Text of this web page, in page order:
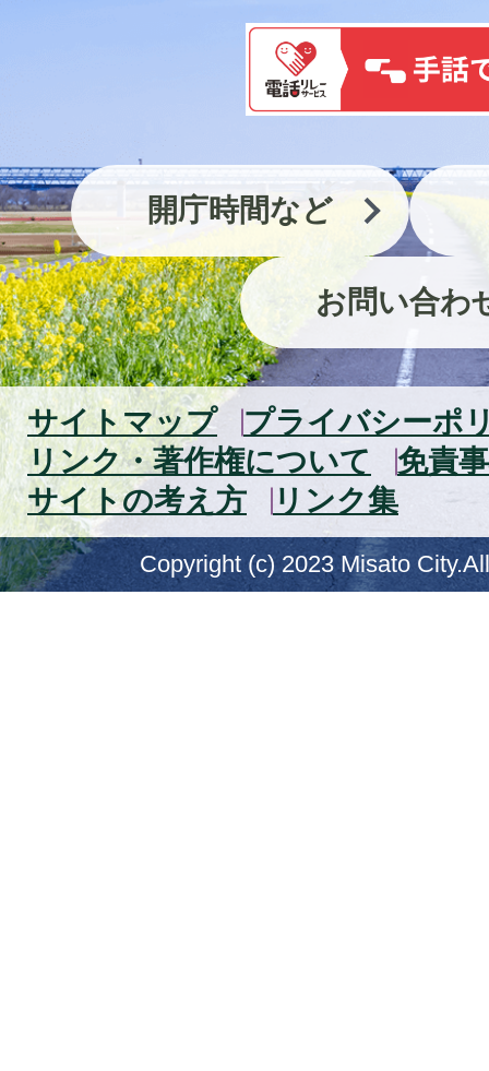
開庁時間など
お問い合わ
サイトマップ
プライバシーポ
リンク・著作権について
免責
サイトの考え方
リンク集
Copyright (c) 2023 Misato